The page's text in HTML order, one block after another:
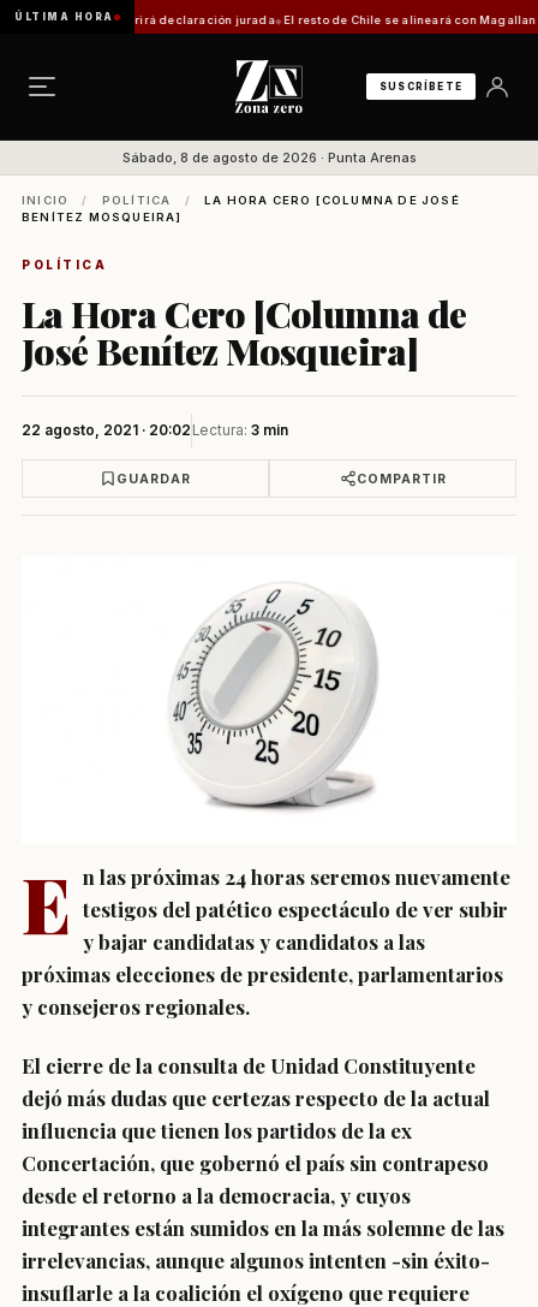
ÚLTIMA HORA
requerirá declaración jurada El resto de Chile se alineará con Magallanes:
SUSCRÍBETE
Sábado, 8 de agosto de 2026 · Punta Arenas
INICIO / POLÍTICA /
LA HORA CERO [COLUMNA DE JOSÉ
BENÍTEZ MOSQUEIRA]
POLÍTICA
La Hora Cero [Columna de
José Benítez Mosqueira]
22 agosto, 2021 · 20:02 Lectura: 3 min
GUARDAR COMPARTIR
E n las próximas 24 horas seremos nuevamente
testigos del patético espectáculo de ver subir
y bajar candidatas y candidatos a las
próximas elecciones de presidente, parlamentarios
y consejeros regionales.
El cierre de la consulta de Unidad Constituyente
dejó más dudas que certezas respecto de la actual
influencia que tienen los partidos de la ex
Concertación, que gobernó el país sin contrapeso
desde el retorno a la democracia, y cuyos
integrantes están sumidos en la más solemne de las
irrelevancias, aunque algunos intenten -sin éxito-
insuflarle a la coalición el oxígeno que requiere